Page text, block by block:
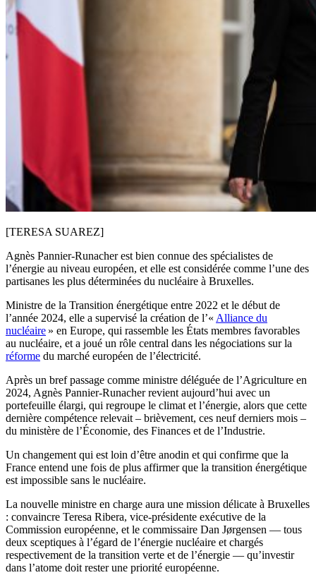
[TERESA SUAREZ]
Agnès Pannier-Runacher est bien connue des spécialistes de
l’énergie au niveau européen, et elle est considérée comme l’une des
partisanes les plus déterminées du nucléaire à Bruxelles.
Ministre de la Transition énergétique entre 2022 et le début de
l’année 2024, elle a supervisé la création de l’« Alliance du
nucléaire » en Europe, qui rassemble les États membres favorables
au nucléaire, et a joué un rôle central dans les négociations sur la
réforme du marché européen de l’électricité.
Après un bref passage comme ministre déléguée de l’Agriculture en
2024, Agnès Pannier-Runacher revient aujourd’hui avec un
portefeuille élargi, qui regroupe le climat et l’énergie, alors que cette
dernière compétence relevait – brièvement, ces neuf derniers mois –
du ministère de l’Économie, des Finances et de l’Industrie.
Un changement qui est loin d’être anodin et qui confirme que la
France entend une fois de plus affirmer que la transition énergétique
est impossible sans le nucléaire.
La nouvelle ministre en charge aura une mission délicate à Bruxelles
: convaincre Teresa Ribera, vice-présidente exécutive de la
Commission européenne, et le commissaire Dan Jørgensen — tous
deux sceptiques à l’égard de l’énergie nucléaire et chargés
respectivement de la transition verte et de l’énergie — qu’investir
dans l’atome doit rester une priorité européenne.